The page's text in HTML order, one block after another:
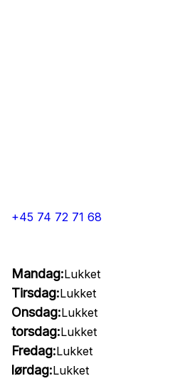
+45 74 72 71 68
Mandag:Lukket
Tirsdag:Lukket
Onsdag:Lukket
torsdag:Lukket
Fredag:Lukket
lørdag:Lukket